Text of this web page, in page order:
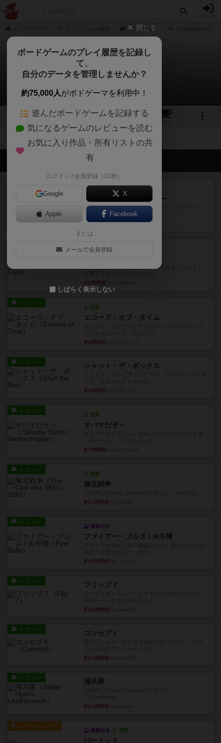
クソデカ短歌
クソデカ短歌
拡張/関連作品 0件
1 2
カフェ
会員の新しい投稿
アンダー・ザ・テーブラー
笑えるバカゲームを集めているライトゲーマーと
してのレビューです。正体隠...
31分前by toyota
充実
とにかくお手軽にすき間時間をうめるゲームとし
約2時間前
レビュー
充実
エコーズ・オブ・タイム
約6時間前
レビュー シャット・ザ・ボックス
約6時間前
レビュー
充実
オバケだぞ～
約7時間前
レビュー
充実
南北戦争
約11時間前
レビュー
画像付き
ファイアー・ブルズ / 火牛陣
約13時間前
レビュー フリップ７
約13時間前
レビュー コンセプト
約13時間前
レビュー 海兵隊
約14時間前
ルール/インスト
画像付き 充実
パーミッド
閉じる
ボードゲームのプレイ履歴を記録し
て、
自分のデータを管理しませんか？
約75,000人がボドゲーマを利用中！
遊んだボードゲームを記録する
気になるゲームのレビューを読む
お気に入り作品・所有リストの共
有
ログイン / 会員登録（10秒）
Google X
Apple Facebook
または
メールで会員登録
しばらく表示しない